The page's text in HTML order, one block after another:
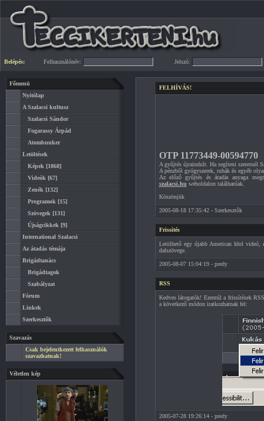
Belépés: Felhasználónév: Jelszó:
Főmenü
Nyitólap
A Szalacsi kultusz
Szalacsi Sándor
Fogarassy Árpád
Atombunker
Letöltések
Képek [1868]
Videók [67]
Zenék [132]
Programok [15]
Szövegek [131]
Újságcikkek [9]
International Szalacsi
Az átadás témája
Brigádtanács
Brigádtagok
Szabályzat
Fórum
Linkek
Szerkesztők
Szavazás
Csak bejelentkezett felhasználók
szavazhatnak!
Véletlen kép
FELHÍVÁS!
OTP 11773449-00594770
A gyűjtés újraindult. Ha segíteni szeretnél
A pénzből gyógyszerek, ruhák és egyéb
Az előző gyűjtés és átadás anyaga
szalacsi.hu weboldalon találhatóak.
Köszönjük
2005-08-18 17:35:42 - Szerkesztők
Frissítés
Letölhető egy újabb American Idol videó,
dalszövege.
2005-08-07 15:04:19 - predy
RSS
Kedves látogatók! Ezentúl a frissítések
a következő módon iratkozhatnak fel:
2005-07-28 19:26:14 - predy